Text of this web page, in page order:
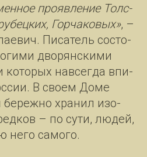
про­яв­ле­ние Тол­с­
Гор­ча­ко­вых», –
Пи­са­тель со­сто­
дво­рян­ски­ми
на­всег­да впи­
В cвоем До­ме
бе­реж­но хра­нил изо­
– по су­ти, лю­дей,
не­го са­мо­го.